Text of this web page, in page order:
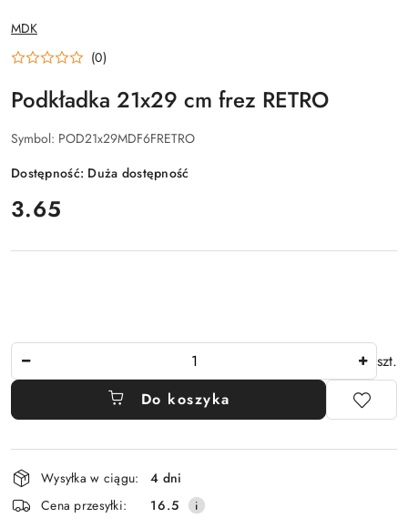
NAZWA
PRODUCENTA:
MDK
(0)
Podkładka 21x29 cm frez RETRO
Symbol: POD21x29MDF6FRETRO
Dostępność: Duża dostępność
cena:
3.65
szt.
Do koszyka
Dostępność
i
dostawa
Wysyłka w ciągu:
4 dni
Cena przesyłki:
16.5